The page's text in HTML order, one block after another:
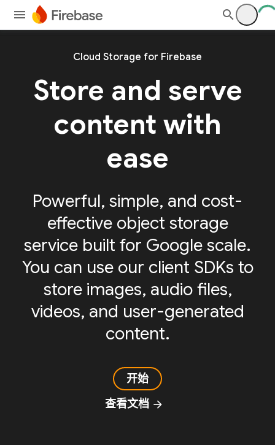
Cloud Storage for Firebase
Store and serve
content with
ease
Powerful, simple, and cost-
effective object storage
service built for Google scale.
You can use our client SDKs to
store images, audio files,
videos, and user-generated
content.
开始
查看文档 arrow_forward